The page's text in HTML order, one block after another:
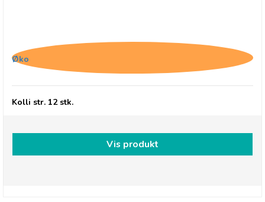
Øko
Kolli str. 12 stk.
Vis produkt